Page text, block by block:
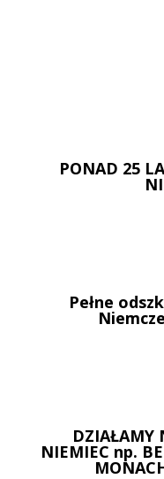
PONAD 25
Pełne
DZIAŁAMY
NIEMIEC np.